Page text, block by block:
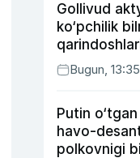
Gollivud
ko‘pchilik
Bugun, 13:35
Putin
havo-
polkovnigi